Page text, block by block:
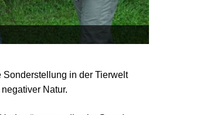
Sonderstellung in der Tierwelt
Natur.